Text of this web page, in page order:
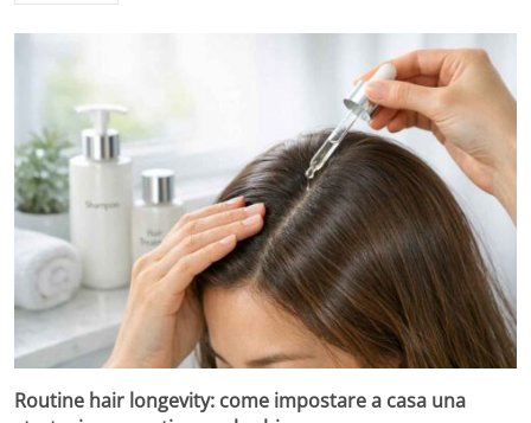
Routine hair longevity: come impostare a casa una